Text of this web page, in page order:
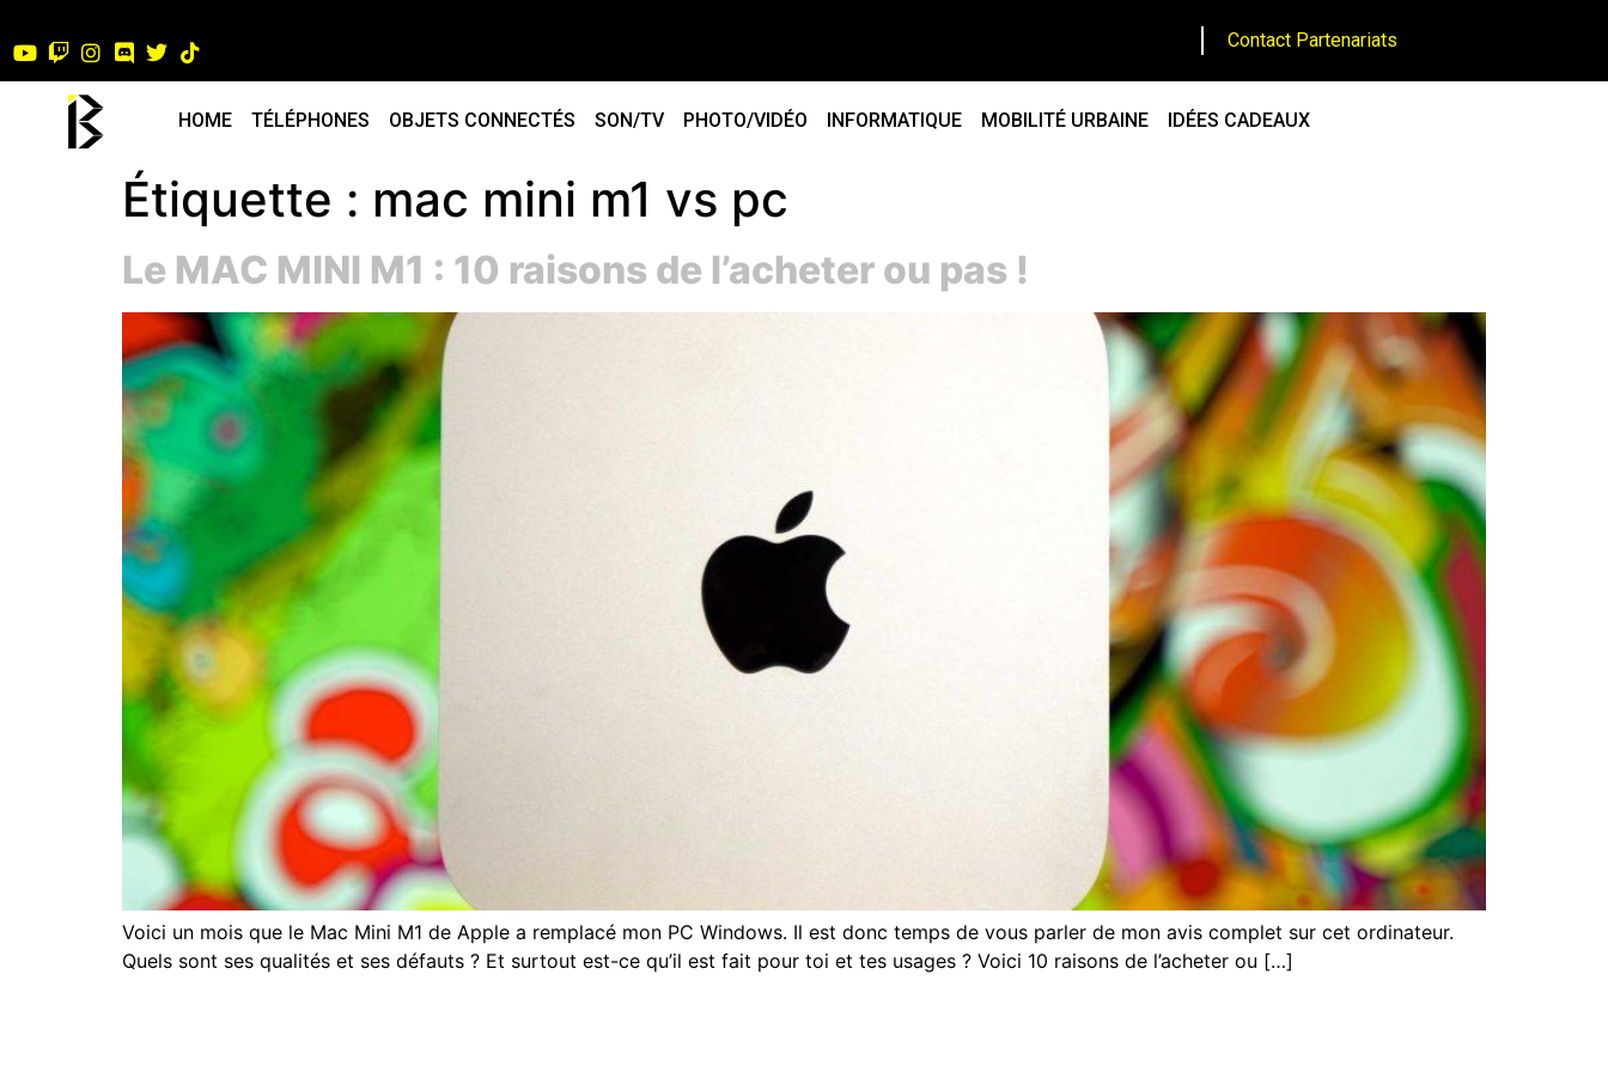
Contact Partenariats
HOME TÉLÉPHONES OBJETS CONNECTÉS SON/TV PHOTO/VIDÉO INFORMATIQUE MOBILITÉ URBAINE IDÉES CADEAUX
Étiquette : mac mini m1 vs pc
Le MAC MINI M1 : 10 raisons de l’acheter ou pas !
Voici un mois que le Mac Mini M1 de Apple a remplacé mon PC Windows. Il est donc temps de vous parler de mon avis complet sur cet ordinateur.
Quels sont ses qualités et ses défauts ? Et surtout est-ce qu’il est fait pour toi et tes usages ? Voici 10 raisons de l’acheter ou […]